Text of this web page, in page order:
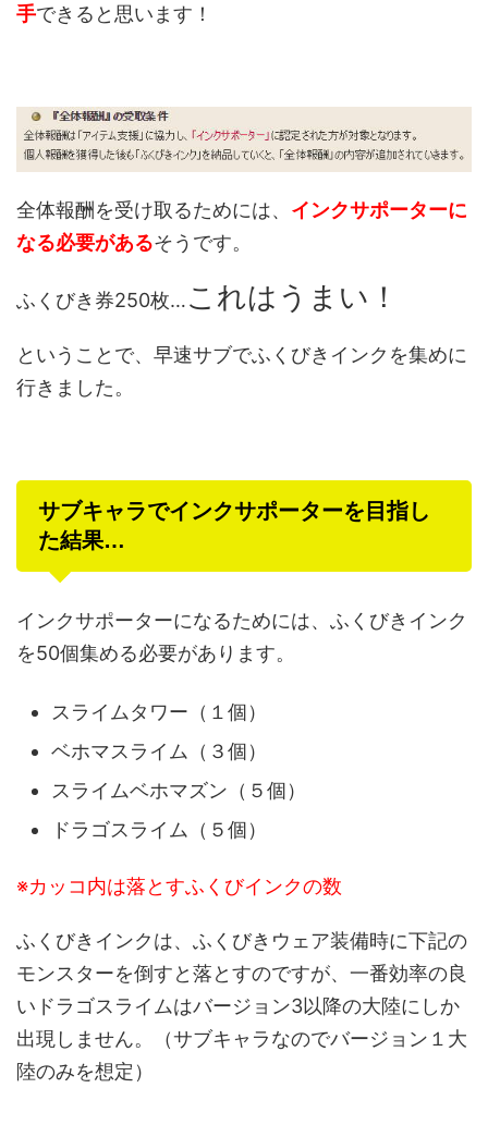
手できると思います！
全体報酬を受け取るためには、 インクサポーターに
なる必要があるそうです。
ふくびき券250枚…これはうまい！
ということで、早速サブでふくびきインクを集めに
行きました。
サブキャラでインクサポーターを目指し
た結果…
インクサポーターになるためには、ふくびきインク
を50個集める必要があります。
スライムタワー（１個）
ベホマスライム（３個）
スライムベホマズン（５個）
ドラゴスライム（５個）
※カッコ内は落とすふくびインクの数
ふくびきインクは、ふくびきウェア装備時に下記の
モンスターを倒すと落とすのですが、一番効率の良
いドラゴスライムはバージョン3以降の大陸にしか
出現しません。（サブキャラなのでバージョン１大
陸のみを想定）